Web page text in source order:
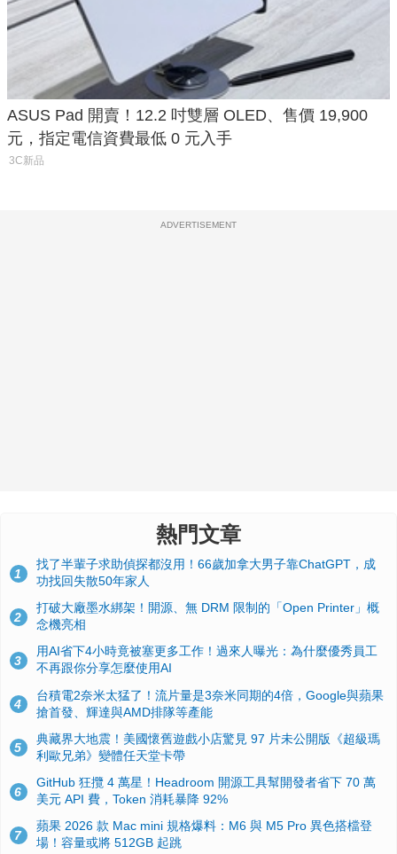
ASUS Pad 開賣！12.2 吋雙層 OLED、售價 19,900
元，指定電信資費最低 0 元入手
3C新品
ADVERTISEMENT
熱門文章
1
找了半輩子求助偵探都沒用！66歲加拿大男子靠ChatGPT，成
功找回失散50年家人
2
打破大廠墨水綁架！開源、無 DRM 限制的「Open Printer」概
念機亮相
3
用AI省下4小時竟被塞更多工作！過來人曝光：為什麼優秀員工
不再跟你分享怎麼使用AI
4
台積電2奈米太猛了！流片量是3奈米同期的4倍，Google與蘋果
搶首發、輝達與AMD排隊等產能
5
典藏界大地震！美國懷舊遊戲小店驚見 97 片未公開版《超級瑪
利歐兄弟》變體任天堂卡帶
6
GitHub 狂攬 4 萬星！Headroom 開源工具幫開發者省下 70 萬
美元 API 費，Token 消耗暴降 92%
7
蘋果 2026 款 Mac mini 規格爆料：M6 與 M5 Pro 異色搭檔登
場！容量或將 512GB 起跳